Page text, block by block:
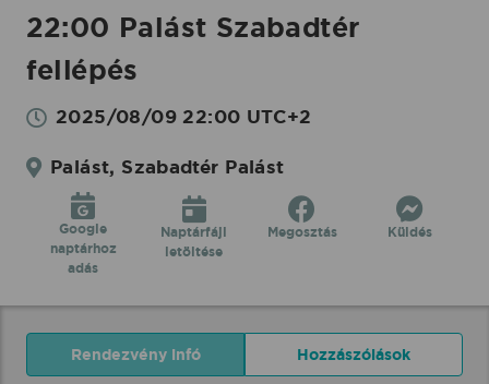
22:00 Palást Szabadtér
fellépés
2025/08/09 22:00 UTC+2
Palást, Szabadtér Palást
Google
naptárhoz
adás
Naptárfájl
letöltése
Megosztás Küldés
Rendezvény infó Hozzászólások